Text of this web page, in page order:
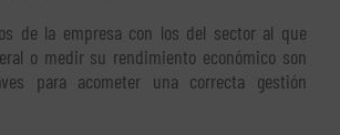
de la empresa con los del sector al que
o medir su rendimiento económico son
para acometer una correcta gestión